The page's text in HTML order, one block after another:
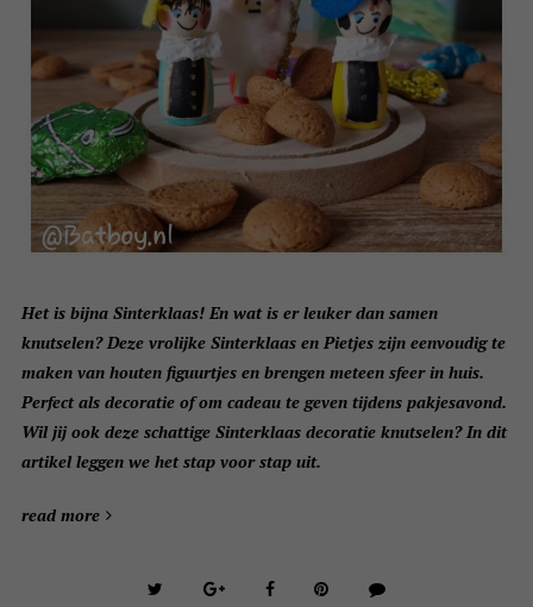
Het is bijna Sinterklaas! En wat is er leuker dan samen
knutselen? Deze vrolijke Sinterklaas en Pietjes zijn eenvoudig te
maken van houten figuurtjes en brengen meteen sfeer in huis.
Perfect als decoratie of om cadeau te geven tijdens pakjesavond.
Wil jij ook deze schattige Sinterklaas decoratie knutselen? In dit
artikel leggen we het stap voor stap uit.
read more